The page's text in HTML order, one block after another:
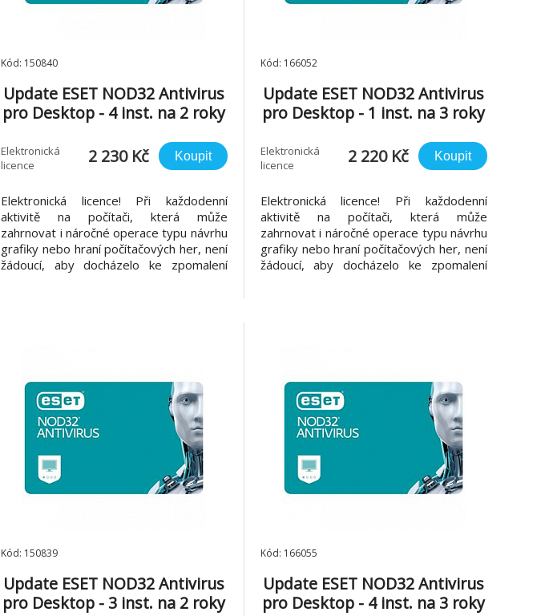
Kód: 150840
Update ESET NOD32 Antivirus
pro Desktop - 4 inst. na 2 roky
Elektronická
licence
2 230 Kč Koupit
Elektronická licence! Při každodenní
aktivitě na počítači, která může
zahrnovat i náročné operace typu návrhu
grafiky nebo hraní počítačových her, není
žádoucí, aby docházelo ke zpomalení
Kód: 166052
Update ESET NOD32 Antivirus
pro Desktop - 1 inst. na 3 roky
Elektronická
licence
2 220 Kč Koupit
Elektronická licence! Při každodenní
aktivitě na počítači, která může
zahrnovat i náročné operace typu návrhu
grafiky nebo hraní počítačových her, není
žádoucí, aby docházelo ke zpomalení
Kód: 150839
Update ESET NOD32 Antivirus
pro Desktop - 3 inst. na 2 roky
Kód: 166055
Update ESET NOD32 Antivirus
pro Desktop - 4 inst. na 3 roky